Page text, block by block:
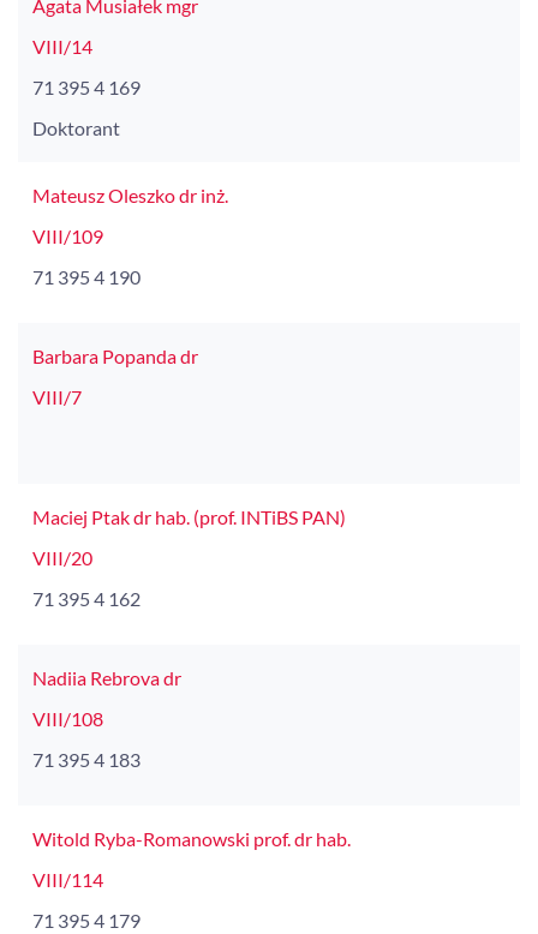
Agata Musiałek mgr
VIII/14
71 395 4 169
Doktorant
Mateusz Oleszko dr inż.
VIII/109
71 395 4 190
Barbara Popanda dr
VIII/7
Maciej Ptak dr hab. (prof. INTiBS PAN)
VIII/20
71 395 4 162
Nadiia Rebrova dr
VIII/108
71 395 4 183
Witold Ryba-Romanowski prof. dr hab.
VIII/114
71 395 4 179